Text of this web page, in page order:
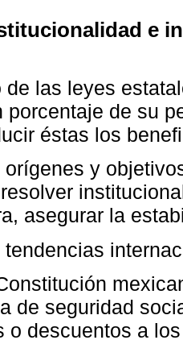
e
de las leyes
porcentaje de su
éstas los
orígenes y
asegurar la
tendencias
de seguridad
o descuentos a